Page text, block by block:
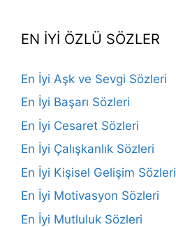
EN İYİ ÖZLÜ SÖZLER
En İyi Aşk ve Sevgi Sözleri
En İyi Başarı Sözleri
En İyi Cesaret Sözleri
En İyi Çalışkanlık Sözleri
En İyi Kişisel Gelişim Sözleri
En İyi Motivasyon Sözleri
En İyi Mutluluk Sözleri